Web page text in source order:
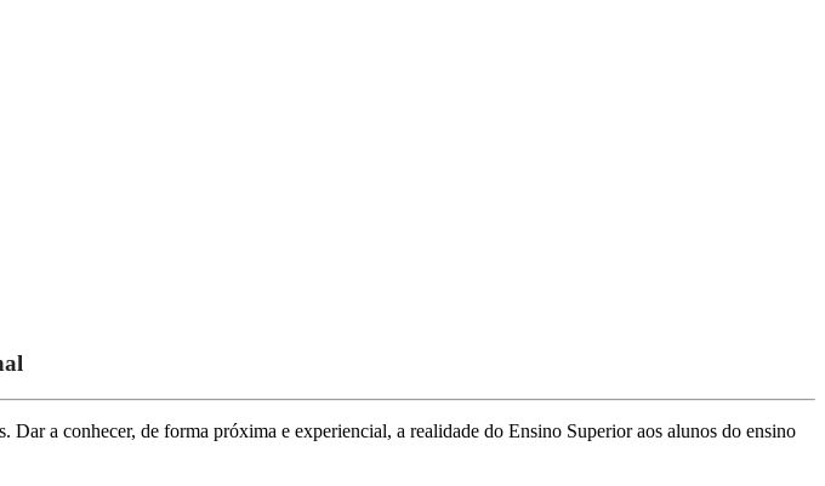
a conhecer, de forma próxima e experiencial, a realidade do Ensino Superior aos alunos do ensino